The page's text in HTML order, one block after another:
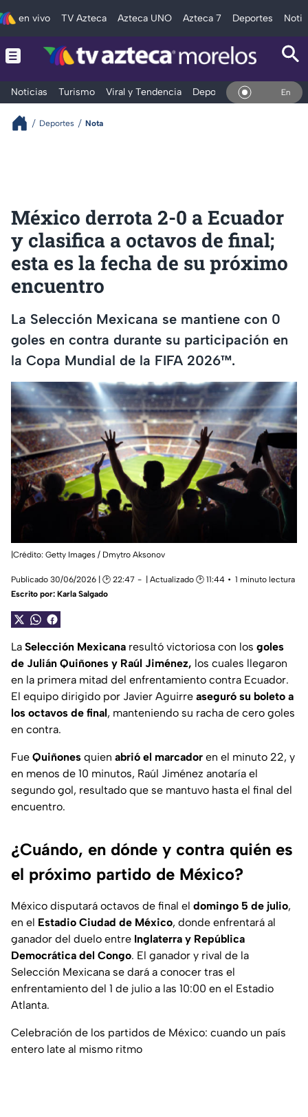
en vivo TV Azteca Azteca UNO Azteca 7 Deportes
Noticias Turismo Viral y Tendencia Deportes Espectáculos
En Vivo
Deportes Nota
México derrota 2-0 a Ecuador
y clasifica a octavos de final;
esta es la fecha de su próximo
encuentro
La Selección Mexicana se mantiene con 0
goles en contra durante su participación en
la Copa Mundial de la FIFA 2026™.
|Crédito: Getty Images / Dmytro Aksonov
Publicado 30/06/2026 | 🕑 22:47 | Actualizado 🕑 11:44
1 minuto lectura
Escrito por: Karla Salgado
La Selección Mexicana resultó victoriosa con los goles
de Julián Quiñones y Raúl Jiménez, los cuales llegaron
en la primera mitad del enfrentamiento contra Ecuador.
El equipo dirigido por Javier Aguirre aseguró su boleto a
los octavos de final, manteniendo su racha de cero goles
en contra.
Fue Quiñones quien abrió el marcador en el minuto 22, y
en menos de 10 minutos, Raúl Jiménez anotaría el
segundo gol, resultado que se mantuvo hasta el final del
encuentro.
¿Cuándo, en dónde y contra quién es
el próximo partido de México?
México disputará octavos de final el domingo 5 de julio,
en el Estadio Ciudad de México, donde enfrentará al
ganador del duelo entre Inglaterra y República
Democrática del Congo. El ganador y rival de la
Selección Mexicana se dará a conocer tras el
enfrentamiento del 1 de julio a las 10:00 en el Estadio
Atlanta.
Celebración de los partidos de México: cuando un país
entero late al mismo ritmo